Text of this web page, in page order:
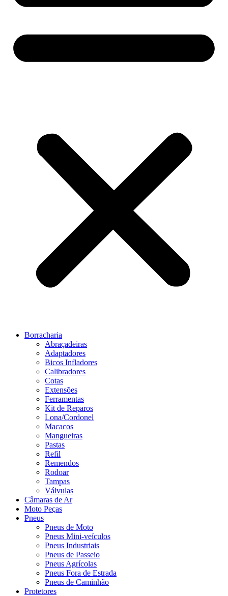
Borracharia
Abraçadeiras
Adaptadores
Bicos Infladores
Calibradores
Cotas
Extensões
Ferramentas
Kit de Reparos
Lona/Cordonel
Macacos
Mangueiras
Pastas
Refil
Remendos
Rodoar
Tampas
Válvulas
Câmaras de Ar
Moto Peças
Pneus
Pneus de Moto
Pneus Mini-veículos
Pneus Industriais
Pneus de Passeio
Pneus Agrícolas
Pneus Fora de Estrada
Pneus de Caminhão
Protetores